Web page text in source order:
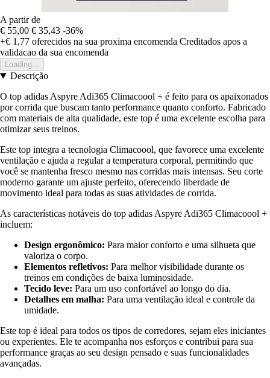
A partir de
€ 55,00 € 35,43 -36%
+€ 1,77 oferecidos na sua proxima encomenda Creditados apos a
validacao da sua encomenda
Loading...
Descrição
O top adidas Aspyre Adi365 Climacoool + é feito para os apaixonados
por corrida que buscam tanto performance quanto conforto. Fabricado
com materiais de alta qualidade, este top é uma excelente escolha para
otimizar seus treinos.
Este top integra a tecnologia Climacoool, que favorece uma excelente
ventilação e ajuda a regular a temperatura corporal, permitindo que
você se mantenha fresco mesmo nas corridas mais intensas. Seu corte
moderno garante um ajuste perfeito, oferecendo liberdade de
movimento ideal para todas as suas atividades de corrida.
As características notáveis do top adidas Aspyre Adi365 Climacoool +
incluem:
Design ergonômico: Para maior conforto e uma silhueta que
valoriza o corpo.
Elementos refletivos: Para melhor visibilidade durante os
treinos em condições de baixa luminosidade.
Tecido leve: Para um uso confortável ao longo do dia.
Detalhes em malha: Para uma ventilação ideal e controle da
umidade.
Este top é ideal para todos os tipos de corredores, sejam eles iniciantes
ou experientes. Ele te acompanha nos esforços e contribui para sua
performance graças ao seu design pensado e suas funcionalidades
avançadas.